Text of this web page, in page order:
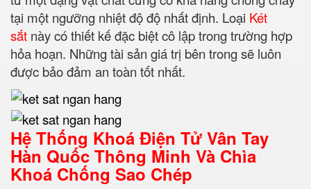
tại một ngưỡng nhiệt độ độ nhất định. Loại Két
sắt này có thiết kế đặc biệt cô lập trong trường hợp
hỏa hoạn. Những tài sản giá trị bên trong sẽ luôn
được bảo đảm an toàn tốt nhất.
Hệ Thống Khoá Điện Tử Vân Tay
Hàn Quốc Thông Minh Và Chìa
Khoá Chống Sao Chép